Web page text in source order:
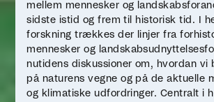
mellem mennesker og
sidste istid og frem til historisk tid. I
forskning trækkes der linjer fra
mennesker og
nutidens diskussioner om, hvordan vi
på naturens vegne og på de aktuelle
og klimatiske udfordringer. Centralt i